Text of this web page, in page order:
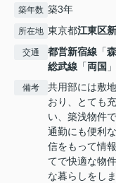
築年数 築3年
所在地 東京都江東区
交通 都営新宿線 「
総武線 「両国
備考
共用部には敷
おり、とても
い、築浅物件
通勤にも便利
信をもって情
てで快適な物
な暮らしをし